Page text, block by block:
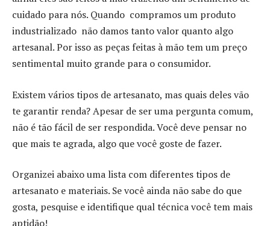
cuidado para nós. Quando compramos um produto
industrializado não damos tanto valor quanto algo
artesanal. Por isso as peças feitas à mão tem um preço
sentimental muito grande para o consumidor.
Existem vários tipos de artesanato, mas quais deles vão
te garantir renda? Apesar de ser uma pergunta comum,
não é tão fácil de ser respondida. Você deve pensar no
que mais te agrada, algo que você goste de fazer.
Organizei abaixo uma lista com diferentes tipos de
artesanato e materiais. Se você ainda não sabe do que
gosta, pesquise e identifique qual técnica você tem mais
aptidão!